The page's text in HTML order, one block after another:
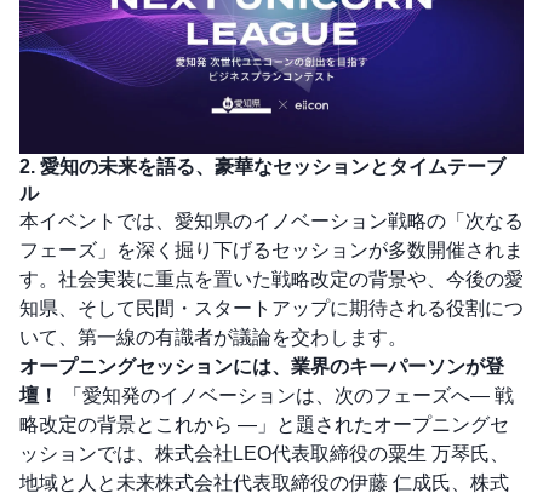
2. 愛知の未来を語る、豪華なセッションとタイムテーブ
ル
本イベントでは、愛知県のイノベーション戦略の「次なる
フェーズ」を深く掘り下げるセッションが多数開催されま
す。社会実装に重点を置いた戦略改定の背景や、今後の愛
知県、そして民間・スタートアップに期待される役割につ
いて、第一線の有識者が議論を交わします。
オープニングセッションには、業界のキーパーソンが登
壇！
「愛知発のイノベーションは、次のフェーズへ― 戦
略改定の背景とこれから ―」と題されたオープニングセ
ッションでは、株式会社LEO代表取締役の粟生 万琴氏、
地域と人と未来株式会社代表取締役の伊藤 仁成氏、株式